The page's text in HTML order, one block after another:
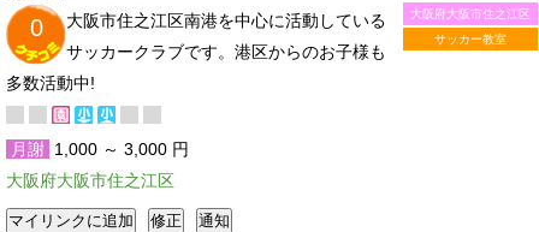
大阪府大阪市住之江区
サッカー教室
0
大阪市住之江区南港を中心に活動している
サッカークラブです。港区からのお子様も
多数活動中!
月謝 1,000 ～ 3,000 円
大阪府大阪市住之江区